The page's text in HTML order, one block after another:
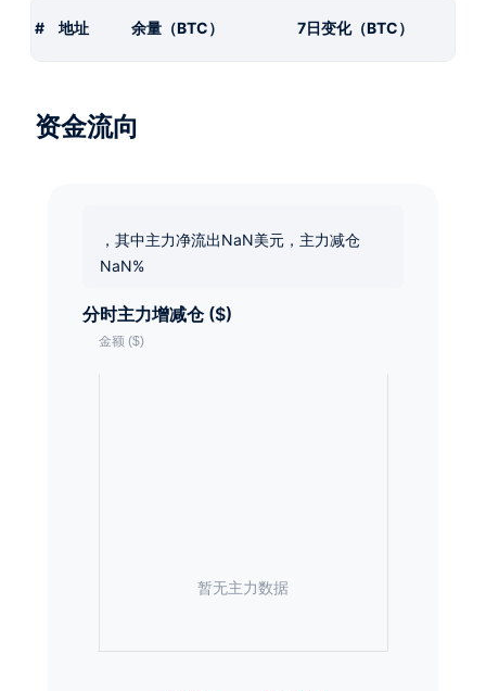
# 地址 余量（BTC） 7日变化（BTC）
资金流向
，其中主力净流出NaN美元，主力减仓
NaN%
分时主力增减仓 ($)
暂无主力数据